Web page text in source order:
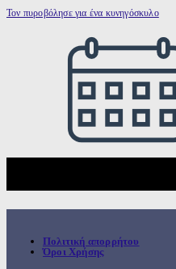
Τον πυροβόλησε για ένα κυνηγόσκυλο
Πολιτική απορρήτου
Όροι Χρήσης